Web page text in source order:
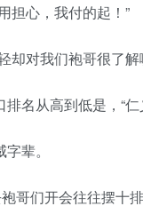
担心，我付的起！”
却对我们袍哥很了解
名从高到低是，“
辈。
哥们开会往往摆十